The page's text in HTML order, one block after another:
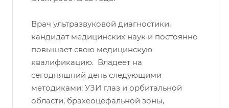
Врач ультразвуковой диагностики,
кандидат медицинских наук и постоянно
повышает свою медицинскую
квалификацию. Владеет на
сегодняшний день следующими
методиками: УЗИ глаз и орбитальной
области, брахеоцефальной зоны,